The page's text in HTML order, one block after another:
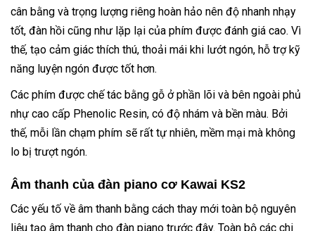
cân bằng và trọng lượng riêng hoàn hảo nên độ nhanh nhạy
tốt, đàn hồi cũng như lặp lại của phím được đánh giá cao. Vì
thế, tạo cảm giác thích thú, thoải mái khi lướt ngón, hỗ trợ kỹ
năng luyện ngón được tốt hơn.
Các phím được chế tác bằng gỗ ở phần lõi và bên ngoài phủ
nhự cao cấp Phenolic Resin, có độ nhám và bền màu. Bởi
thế, mỗi lần chạm phím sẽ rất tự nhiên, mềm mại mà không
lo bị trượt ngón.
Âm thanh của đàn piano cơ Kawai KS2
Các yếu tố về âm thanh bằng cách thay mới toàn bộ nguyên
liệu tạo âm thanh cho đàn piano trước đây. Toàn bộ các chi